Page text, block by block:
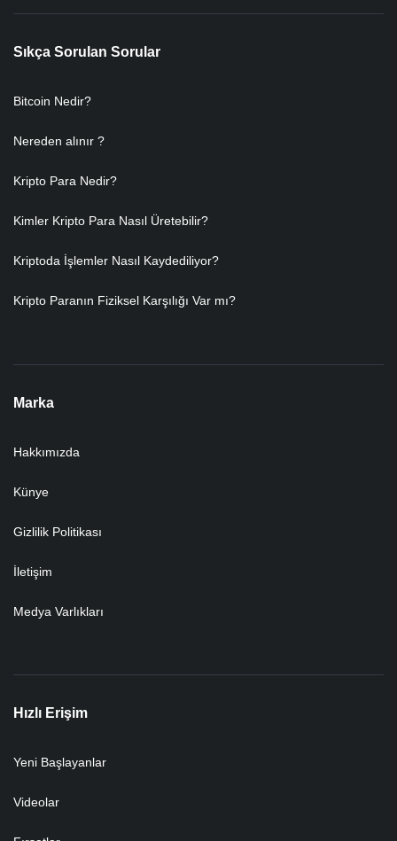
Sıkça Sorulan Sorular
Bitcoin Nedir?
Nereden alınır ?
Kripto Para Nedir?
Kimler Kripto Para Nasıl Üretebilir?
Kriptoda İşlemler Nasıl Kaydediliyor?
Kripto Paranın Fiziksel Karşılığı Var mı?
Marka
Hakkımızda
Künye
Gizlilik Politikası
İletişim
Medya Varlıkları
Hızlı Erişim
Yeni Başlayanlar
Videolar